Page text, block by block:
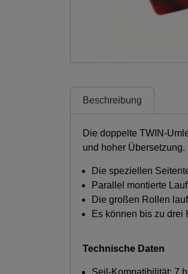
Beschreibung
Die doppelte TWIN-
und hoher Übersetzung.
Die speziellen
Parallel montierte
Die großen Rollen
Es können bis zu drei
Technische Daten
Seil-Kompatibilität: 7